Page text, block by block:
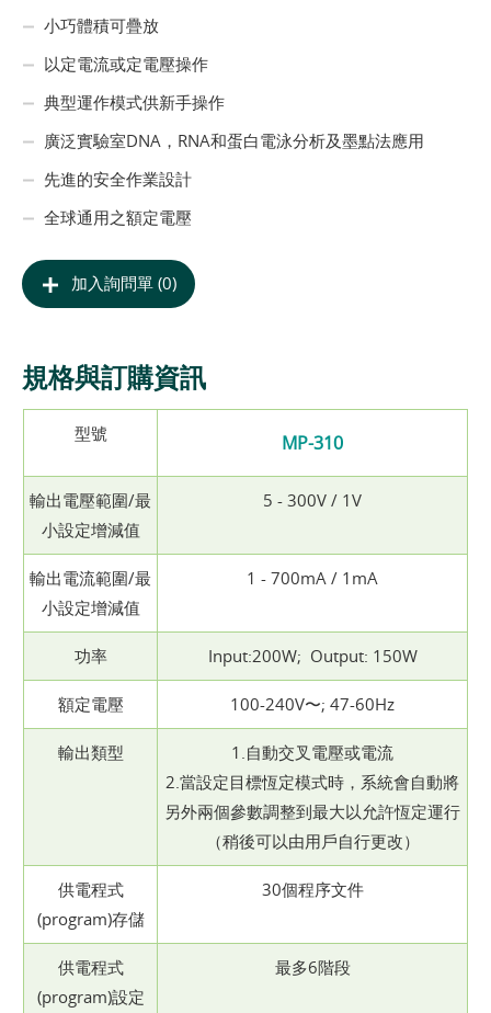
小巧體積可疊放
以定電流或定電壓操作
典型運作模式供新手操作
廣泛實驗室DNA，RNA和蛋白電泳分析及墨點法應用
先進的安全作業設計
全球通用之額定電壓
加入詢問單 (0)
規格與訂購資訊
型號 MP-310
輸出電壓範圍/最
小設定增減值
5 - 300V / 1V
輸出電流範圍/最
小設定增減值
1 - 700mA / 1mA
功率 Input:200W; Output: 150W
額定電壓 100-240V〜; 47-60Hz
輸出類型
1.自動交叉電壓或電流
2.當設定目標恆定模式時，系統會自動將
另外兩個參數調整到最大以允許恆定運行
（稍後可以由用戶自行更改）
供電程式
(program)存儲
30個程序文件
供電程式
(program)設定
最多6階段